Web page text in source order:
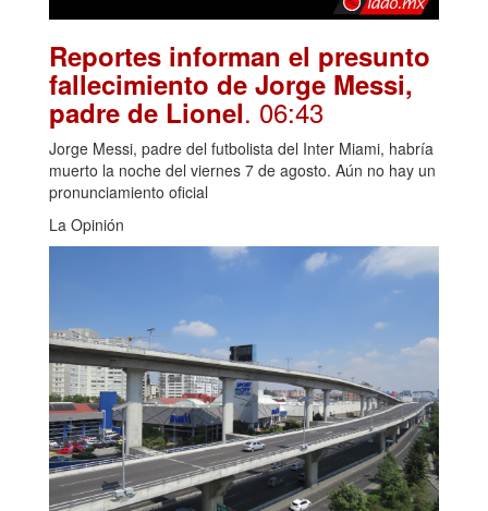
Reportes informan el presunto
fallecimiento de Jorge Messi,
padre de Lionel. 06:43
Jorge Messi, padre del futbolista del Inter Miami, habría
muerto la noche del viernes 7 de agosto. Aún no hay un
pronunciamiento oficial
La Opinión